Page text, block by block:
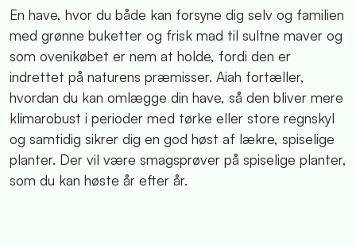
En have, hvor du både kan forsyne dig selv og familien
med grønne buketter og frisk mad til sultne maver og
som ovenikøbet er nem at holde, fordi den er
indrettet på naturens præmisser. Aiah fortæller,
hvordan du kan omlægge din have, så den bliver mere
klimarobust i perioder med tørke eller store regnskyl
og samtidig sikrer dig en god høst af lækre, spiselige
planter. Der vil være smagsprøver på spiselige planter,
som du kan høste år efter år.